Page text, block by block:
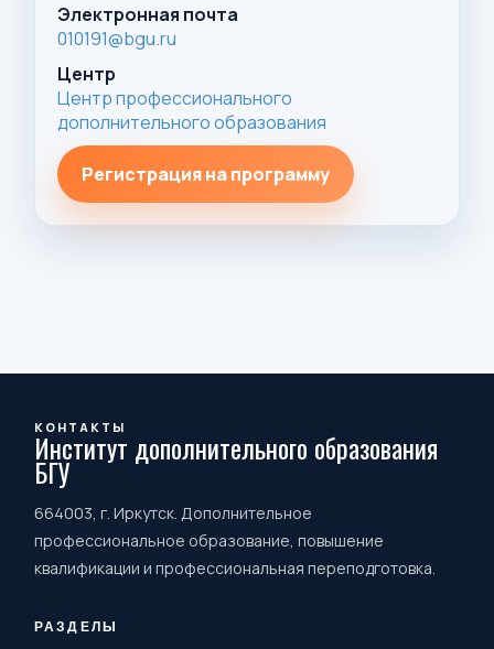
Электронная почта
010191@bgu.ru
Центр
Центр профессионального
дополнительного образования
Регистрация на программу
КОНТАКТЫ
Институт дополнительного образования
БГУ
664003, г. Иркутск. Дополнительное
профессиональное образование, повышение
квалификации и профессиональная переподготовка.
РАЗДЕЛЫ